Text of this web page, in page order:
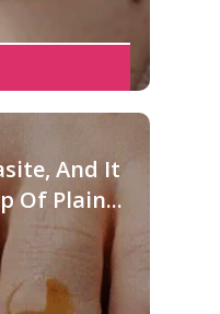
And It
Of Plain...